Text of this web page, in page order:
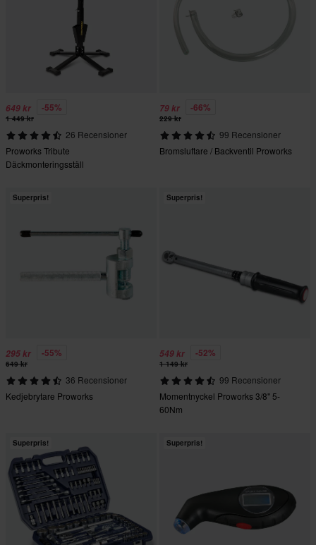
649 kr -55%
1 449 kr
26 Recensioner
Proworks Tribute
Däckmonteringsställ
79 kr -66%
229 kr
99 Recensioner
Bromsluftare / Backventil Proworks
Superpris!
295 kr -55%
649 kr
36 Recensioner
Kedjebrytare Proworks
Superpris!
549 kr -52%
1 149 kr
99 Recensioner
Momentnyckel Proworks 3/8" 5-
60Nm
Superpris! Superpris!